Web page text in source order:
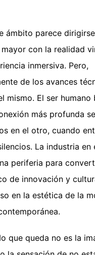
ámbito parece
con la realidad
inmersiva. Pero,
de los avances
mismo. El ser humano
más profunda
en el otro, cuando
La industria en
periferia para
de innovación y
en la estética de la
que queda no es la